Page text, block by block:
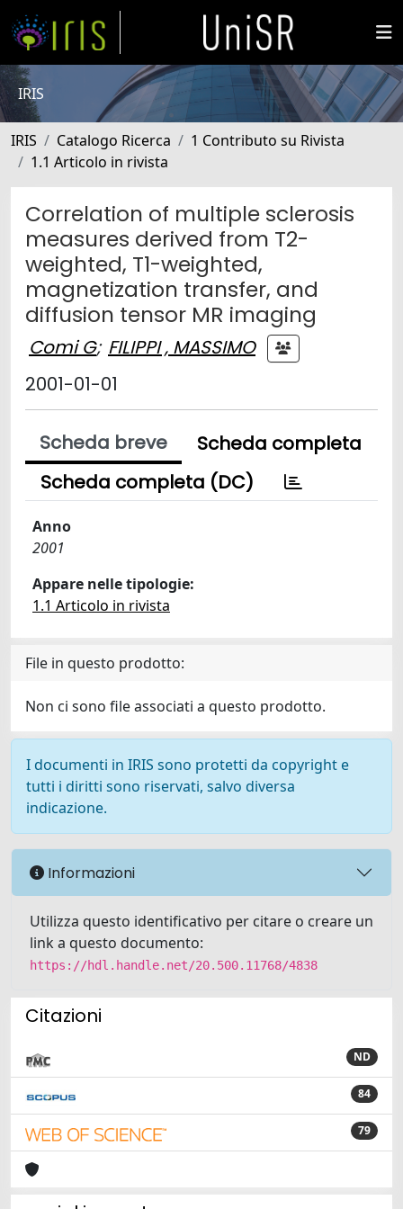
IRIS
IRIS Catalogo Ricerca
1 Contributo su Rivista
1.1 Articolo in rivista
Correlation of multiple sclerosis
measures derived from T2-
weighted, T1-weighted,
magnetization transfer, and
diffusion tensor MR imaging
Comi G; FILIPPI , MASSIMO
2001-01-01
Scheda breve
Scheda completa
Scheda completa (DC)
Anno
2001
Appare nelle tipologie:
1.1 Articolo in rivista
File in questo prodotto:
Non ci sono file associati a questo prodotto.
I documenti in IRIS sono protetti da copyright e
tutti i diritti sono riservati, salvo diversa
indicazione.
Informazioni
Utilizza questo identificativo per citare o creare un
link a questo documento:
https://hdl.handle.net/20.500.11768/4838
Citazioni
ND
84
79